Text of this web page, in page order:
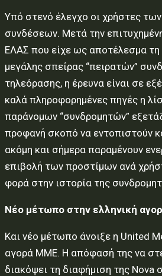
Υπό στενό έλεγχο οι χρήστες
συνδέσεων. Μετά την
ΕΛΑΣ που είχε ως αποτέλεσμα τη
μεγάλης σπείρας “πειρατών”
τηλεόρασης, η έρευνα είναι σε
καλά πληροφορημένες πηγές η
παράνομων “συνδρομητών”
προφανή σκοπό να εντοπιστούν
ακόμη και σήμερα παραμένουν
επιβολή των προστίμων ανά
φορά στην ιστορία της
Νέο μέτωπο στην ελληνική
Και νέο μέτωπο άνοιξε η United
αγορά ΜΜΕ. Η απόφασή της να
διακόψει τη διαφήμιση της